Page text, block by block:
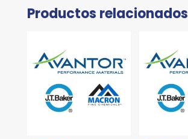
Productos relacionados